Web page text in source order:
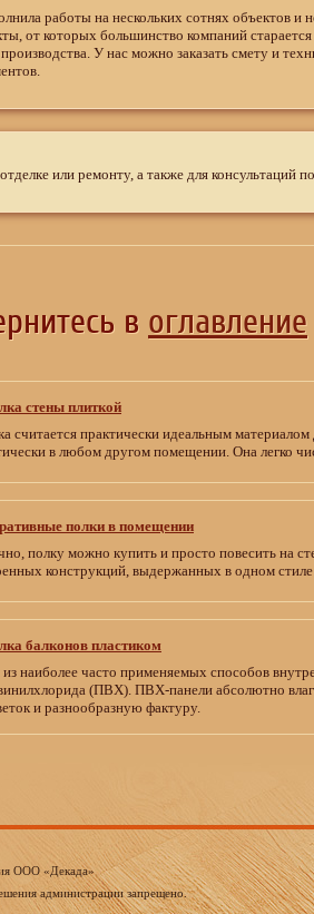
работы на нескольких сотнях объектов
от которых большинство компаний
У нас можно заказать смету и
или ремонту, а также для
в оглавление
стены плиткой
считается практически идеальным
в любом другом помещении. Она легко
полки в помещении
полку можно купить и просто повесить на
конструкций, выдержанных в одном
балконов пластиком
наиболее часто применяемых способов
(ПВХ). ПВХ-панели абсолютно
и разнообразную фактуру.
ООО «Декада»
администрации запрещено.